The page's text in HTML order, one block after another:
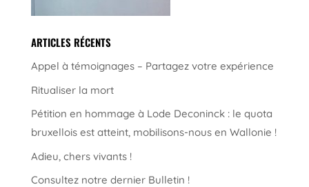
ARTICLES RÉCENTS
Appel à témoignages – Partagez votre expérience
Ritualiser la mort
Pétition en hommage à Lode Deconinck : le quota
bruxellois est atteint, mobilisons-nous en Wallonie !
Adieu, chers vivants !
Consultez notre dernier Bulletin !